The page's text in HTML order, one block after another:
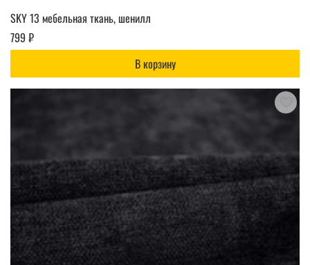
SKY 13 мебельная ткань, шенилл
799 ₽
В корзину